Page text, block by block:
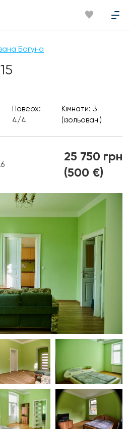
Богуна
Поверх:
4/4
Кімнати: 3
(ізольовані)
25 750 грн
(500 €)